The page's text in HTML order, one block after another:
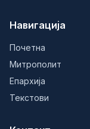
Навигација
Почетна
Митрополит
Епархија
Текстови